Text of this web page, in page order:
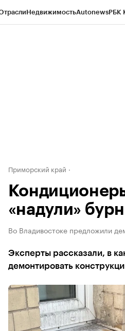
НедвижимостьAutonewsРБК
Приморский край
«надули»
Во Владивостоке предложили
Эксперты рассказали, в
демонтировать